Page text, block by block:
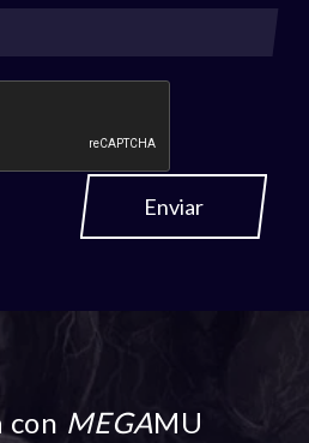
Enviar
con MEGAMU